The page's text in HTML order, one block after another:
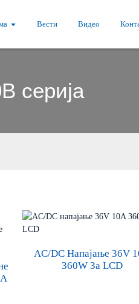
Вести Видео
серија
AC/DC Напајање 36V
360W За LCD